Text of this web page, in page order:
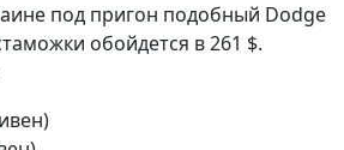
под пригон подобный Dodge
обойдется в 261 $.